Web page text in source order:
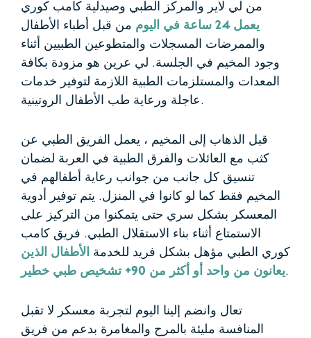
من لي لاير والمركز الطبي وصيدلية كامب كوري
يعمل 24 ساعة في اليوم
من قبل أطباء الأطفال
والممرضات المسجلات والمتطوعين الطبيين أثناء
وجود المخيم في الجلسة. لي عرين هو مزودة بكافة
المعدات والمستلزمات الطبية اللازمة لتوفير خدمات
عاجلةورعاية طب الأطفال الروتينية.
قبل الذهاب إلى المخيم ، يعمل الفريق الطبي عن
كثب مع العائلات والفرق الطبية في العربة لضمان
تنسيق كل جانب من جوانب رعاية أطفالهم في
المخيم فقط كما لو كانوا في المنزل. يتم توفير أدوية
المعسكر بشكل سري حتى يتمكنوا من التركيز على
الاستمتاع أثناء بناء الاستقلال الطبي. فريق كامب
كوري الطبي مؤهل بشكل فريد للخدمة الأطفال الذين
يعانون من واحد أو أكثر من 90+ تشخيص طبي خطير.
تعال وانضم إلينا اليوم لتجربة معسكر لا تقبل
المنافسة مليئة بالمرح والمغامرة بدعم من فريق